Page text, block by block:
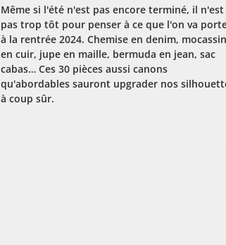
Même si l'été n'est pas encore terminé, il n'est
pas trop tôt pour penser à ce que l'on va
à la rentrée 2024. Chemise en denim,
en cuir, jupe en maille, bermuda en jean, sac
cabas… Ces 30 pièces aussi canons
qu'abordables sauront upgrader nos
à coup sûr.